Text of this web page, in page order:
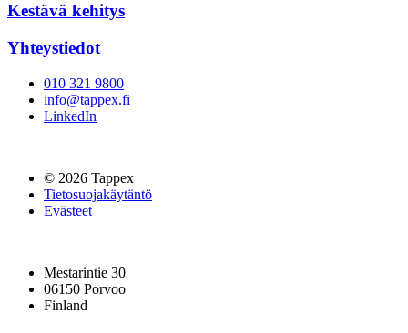
Kestävä kehitys
Yhteystiedot
010 321 9800
info@tappex.fi
LinkedIn
© 2026 Tappex
Tietosuojakäytäntö
Evästeet
Mestarintie 30
06150 Porvoo
Finland